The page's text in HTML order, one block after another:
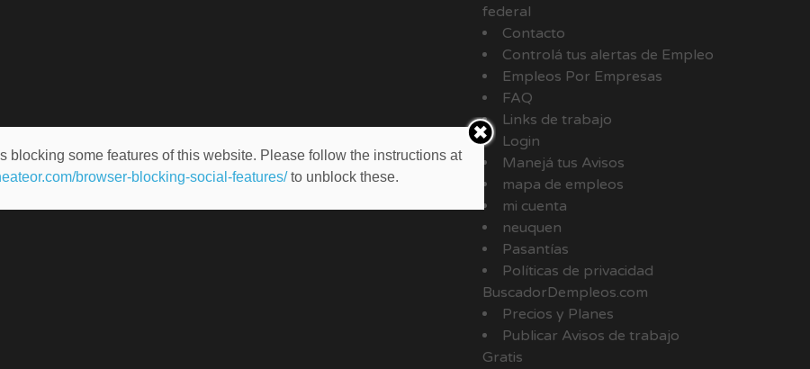
federal
Contacto
Controlá tus alertas de Empleo
Empleos Por Empresas
FAQ
Links de trabajo
Login
Manejá tus Avisos
mapa de empleos
mi cuenta
neuquen
Pasantías
Políticas de privacidad
BuscadorDempleos.com
Precios y Planes
Publicar Avisos de trabajo
Gratis
blocking some features of this website. Please follow the instructions at
browser-blocking-social-features/to unblock these.